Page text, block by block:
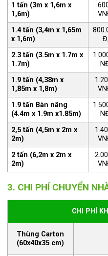
1 tấn (3m x 1,6m x
1,6m)
1.4 tấn (3,4m x 1,65m
x 1,6m)
2.3 tấn (3.5m x 1.7m x
1.7m)
1.9 tấn (4,38m x
1,85m x 1,8m)
1.9 tấn Bàn nâng
(4.4m x 1.9m x1.85m)
2,5 tấn (4,5m x 2m x
2m)
2 tấn (6,2m x 2m x
2m)
3. CHI PHÍ CHUYỂN
CHI PHÍ
Thùng Carton
(60x40x35 cm)